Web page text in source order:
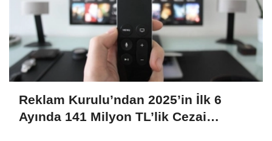
Reklam Kurulu’ndan 2025’in İlk 6
Ayında 141 Milyon TL’lik Cezai